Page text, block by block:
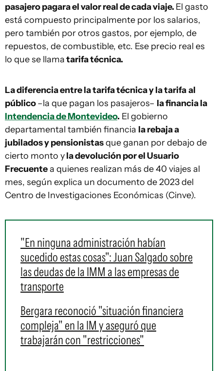
pasajero pagara el valor real de cada viaje. El gasto
está compuesto principalmente por los salarios,
pero también por otros gastos, por ejemplo, de
repuestos, de combustible, etc. Ese precio real es
lo que se llamatarifa técnica.
La diferencia entre la tarifa técnica y la tarifaal
público–la que pagan los pasajeros– la financia la
Intendencia de Montevideo. El gobierno
departamental también financia la rebaja a
jubilados y pensionistasque ganan por debajo de
cierto monto yla devolución por el Usuario
Frecuentea quienes realizan más de 40 viajes al
mes, según explica un documento de 2023 del
Centro de Investigaciones Económicas (Cinve).
"En ninguna administración habían
sucedido estas cosas": Juan Salgado sobre
las deudas de la IMM a las empresas de
transporte
Bergara reconoció "situación financiera
compleja" en la IM y aseguró que
trabajarán con "restricciones"